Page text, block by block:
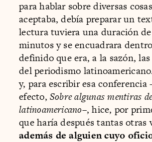
para hablar sobre diversas
aceptaba, debía preparar un
lectura tuviera una duración
minutos y se encuadrara
definido que era, a la sazón,
del periodismo
y, para escribir esa
efecto, Sobre algunas mentiras
latinoamericano–, hice, por
que haría después tantas otras
además de alguien cuyo